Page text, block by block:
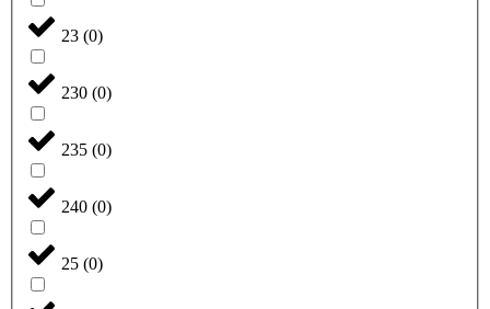
23 (0)
230 (0)
235 (0)
240 (0)
25 (0)